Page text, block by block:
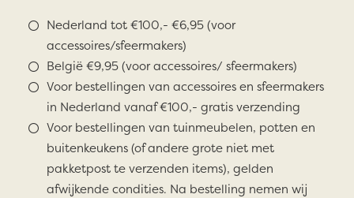
Nederland tot €100,- €6,95 (voor
accessoires/sfeermakers)
België €9,95 (voor accessoires/ sfeermakers)
Voor bestellingen van accessoires en sfeermakers
in Nederland vanaf €100,- gratis verzending
Voor bestellingen van tuinmeubelen, potten en
buitenkeukens (of andere grote niet met
pakketpost te verzenden items), gelden
afwijkende condities. Na bestelling nemen wij